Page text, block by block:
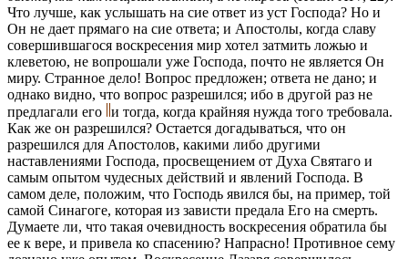
Что лучше, как услышать на сие ответ из уст Господа? Но и
Он не дает прямаго на сие ответа; и Апостолы, когда славу
совершившагося воскресения мир хотел затмить ложью и
клеветою, не вопрошали уже Господа, почто не является Он
миру. Странное дело! Вопрос предложен; ответа не дано; и
однако видно, что вопрос разрешился; ибо в другой раз не
предлагали его и тогда, когда крайняя нужда того требовала.
Как же он разрешился? Остается догадываться, что он
разрешился для Апостолов, какими либо другими
наставлениями Господа, просвещением от Духа Святаго и
самым опытом чудесных действий и явлений Господа. В
самом деле, положим, что Господь явился бы, на пример, той
самой Синагоге, которая из зависти предала Его на смерть.
Думаете ли, что такая очевидность воскресения обратила бы
ее к вере, и привела ко спасению? Напрасно! Противное сему